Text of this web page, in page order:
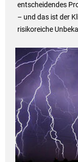
entscheidendes
– und das ist der
risikoreiche